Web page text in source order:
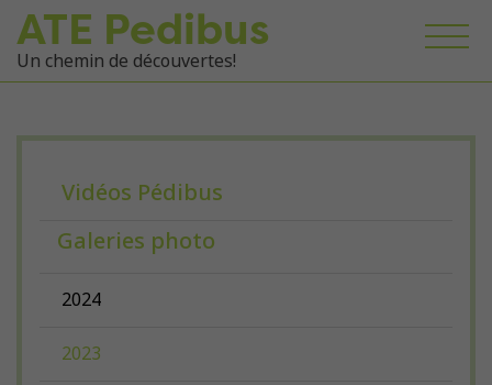
ATE Pedibus
Un chemin de découvertes!
Vidéos Pédibus
Galeries photo
2024
2023